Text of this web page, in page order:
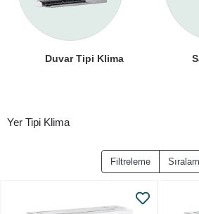
Duvar Tipi Klima
Yer Tipi Klima
Filtreleme